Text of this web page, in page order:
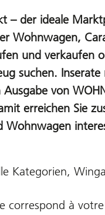
– der ideale
Wohnwagen,
und verkaufen
suchen.
von
erreichen Sie
Wohnwagen
Kategorien,
correspond à